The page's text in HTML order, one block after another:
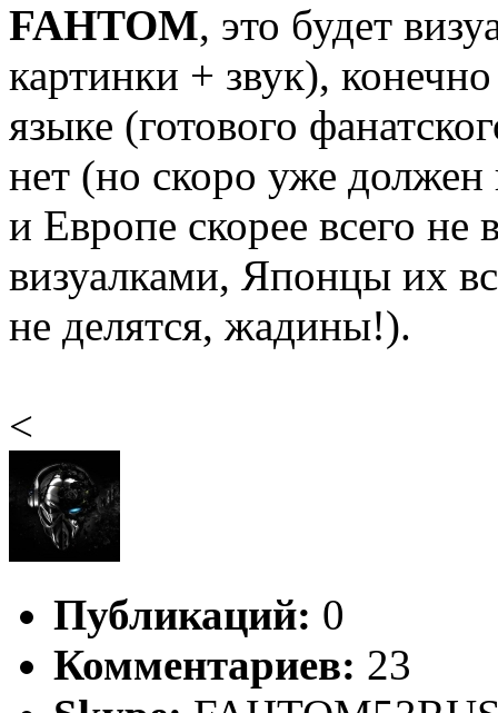
FAHTOM, это будет
картинки + звук),
языке (готового
нет (но скоро уже
и Европе скорее всего не
визуалками, Японцы их
не делятся, жадины!).
<
Публикаций: 0
Комментариев: 23